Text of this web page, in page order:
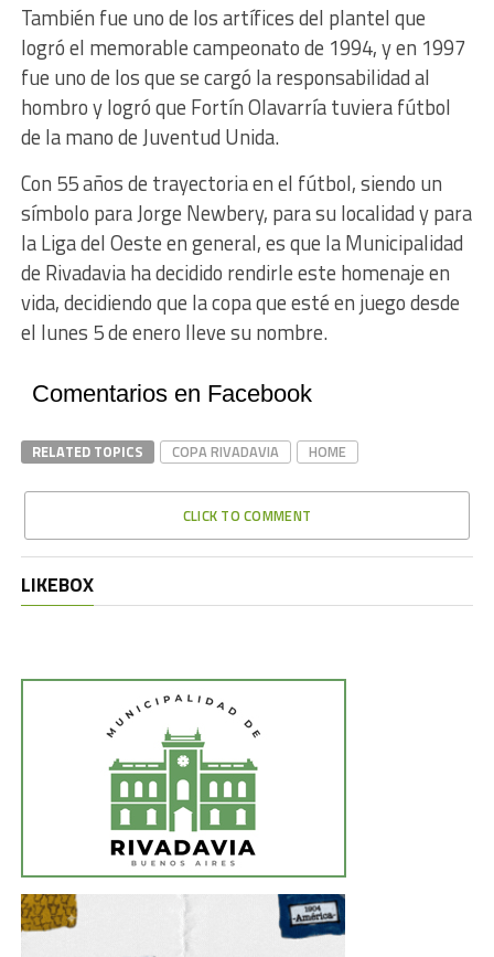
También fue uno de los artífices del plantel que
logró el memorable campeonato de 1994, y en 1997
fue uno de los que se cargó la responsabilidad al
hombro y logró que Fortín Olavarría tuviera fútbol
de la mano de Juventud Unida.
Con 55 años de trayectoria en el fútbol, siendo un
símbolo para Jorge Newbery, para su localidad y para
la Liga del Oeste en general, es que la Municipalidad
de Rivadavia ha decidido rendirle este homenaje en
vida, decidiendo que la copa que esté en juego desde
el lunes 5 de enero lleve su nombre.
Comentarios en Facebook
RELATED TOPICS COPA RIVADAVIA HOME
CLICK TO COMMENT
LIKEBOX